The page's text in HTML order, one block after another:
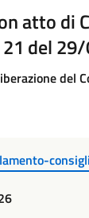
atto di
21 del
del